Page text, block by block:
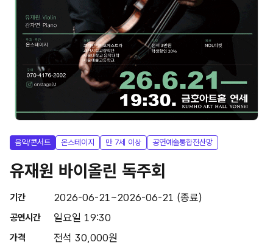
음악/콘서트 온스테이지 만 7세 이상 공연예술통합전산망
유재원 바이올린 독주회
기간 2026-06-21~2026-06-21 (종료)
공연시간 일요일 19:30
가격 전석 30,000원